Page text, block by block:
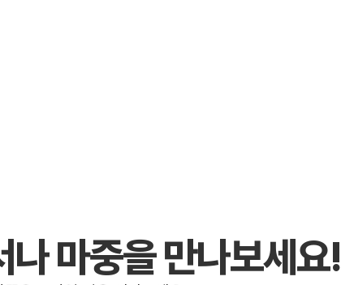
나 마중을 만나보세요!